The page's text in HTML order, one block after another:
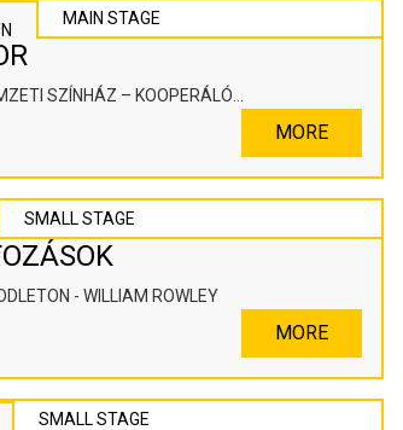
MAIN STAGE
SZÍNHÁZ – KOOPERÁLÓ
MORE
SMALL STAGE
- WILLIAM ROWLEY
MORE
SMALL STAGE